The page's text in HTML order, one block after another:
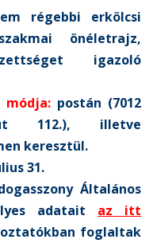
régebbi erkölcsi
önéletrajz,
igazoló
módja: postán (7012
112.), illetve
keresztül.
31.
Általános
adatait az itt
foglaltak